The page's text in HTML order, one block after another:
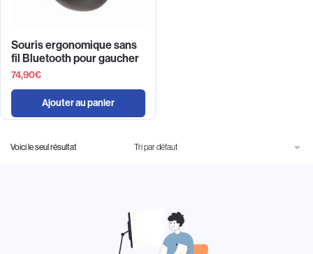
Souris ergonomique sans
fil Bluetooth pour gaucher
74,90€
Ajouter au panier
Voici le seul résultat